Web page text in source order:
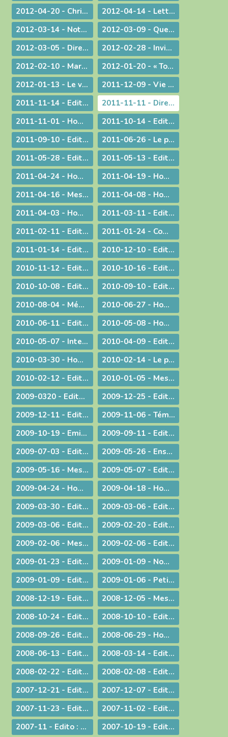
2012-04-20 - Christ est ressuscité !
2012-04-14 - Lettre aux prêtres du diocèse
2012-03-14 - Note complémentaire à propos des élections
2012-03-09 - Quelle vision de l'homme ?
2012-03-05 - Directives diocésaines sur les intentions et offrandes de Messes
2012-02-28 - Invitation à la journée du sacerdoce et à la Messe Chrismale
2012-02-10 - Marcher pour la Vie
2012-01-20 - « Tous, nous serons transformés par la Victoire de notre Seigneur Jésus Christ. »
2012-01-13 - Le visage humain de Dieu
2011-12-09 - Vie privée ?
2011-11-14 - Edito : Mgr Bagnard revient sur le cinquantenaire de Vatican II
2011-11-11 - Dire et ne pas faire
2011-11-01 - Homélie pour la Toussaint
2011-10-14 - Edito : Vive la fa­mille !
2011-09-10 - Edito : Som­mes-nous prêts à assu­mer no­tre dif­fé­rence chré­tienne ?
2011-06-26 - Le prêtre et le mystère eucharistique
2011-05-28 - Edito : Que votre lumière brille aux yeux des hommes !
2011-05-13 - Edito : Mettre au monde des saints !
2011-04-24 - Homélie pour le Jour de Pâques
2011-04-19 - Homélie pour la Messe Chrismale
2011-04-16 - Message au sujet de l'Exposition "Je croix aux miracles" tenue en Avignon
2011-04-08 - Homélie : Itinéraire d'une rencontre avec Jésus
2011-04-03 - Homélie : Nous sommes tous des catéchumènes !
2011-03-11 - Edito : La vogue du prêt-à-porter
2011-02-11 - Edito : L'origine apostolique du célibat du prêtre
2011-01-24 - Communiqué aux chrétiens du diocèse
2011-01-14 - Edito : Une nouvelle année
2010-12-10 - Edito : Quel chemin pour l'humanité ?
2010-11-12 - Edito : Les saints n'ont pas disparu !
2010-10-16 - Edito : Le Synode pour le Moyen-Orient devrait tous nous faire réfléchir...
2010-10-08 - Edito : CARITAS IN VERITATE
2010-09-10 - Edito : Au rendez-vous des urgences, la mission est la première invitée
2010-08-04 - Méditation aux vêpres à Ars
2010-06-27 - Homélie pour les ordinations
2010-06-11 - Edito : S.D.F. pour une quin­zaine !
2010-05-08 - Homélie : Journée provinciale pour les vocations
2010-05-07 - Interview : La communion entre Eglises - Retour d'Irlande
2010-04-09 - Edito : "Attirons-le dans un piège"
2010-03-30 - Homélie pour la Messe chrismale
2010-02-14 - Le prêtre, guetteur de Dieu
2010-02-12 - Edito : La vérité de l'histoire
2010-01-05 - Message : Du nouveau dans la communication du diocèse de Belley-Ars !
2009-0320 - Edito : Quel avenir pour la paternité ?
2009-12-25 - Edito : Que de­vons-nous faire ?
2009-12-11 - Edito : Identité nationale
2009-11-06 - Témoignage : Demain, la vie de nos communautés chrétiennes
2009-10-19 - Emission : A propos du travail le dimanche
2009-09-11 - Edito : Une année pastorale qui ne ressemble à aucune autre !
2009-07-03 - Edito : Une toile de fond peu commune... pour une fin d'année ordinaire !
2009-05-26 - Enseignement : Journée du Presbyterium
2009-05-16 - Message : Evangélisation et année sacerdotale
2009-05-07 - Edito : Faut-il encore garder un peu de religion ?
2009-04-24 - Homélie pour la messe chrismale
2009-04-18 - Homélie : A Dieu !
2009-03-30 - ­Edito : Le choc de la dif­fé­rence
2009-03-06 - Edito : L'impact universel de nos responsabilités individuelles
2009-03-06 - Edito : Donner
2009-02-20 - Edito : Le droit de vivre !
2009-02-06 - Message aux diocésains à propos de la levée des excommunications des quatre évêques de la Fraternité Saint Pie X
2009-02-06 - Edito : Un nouveau pas sur la route de l'évangélisation
2009-01-23 - Edito : Une prière sans parole
2009-01-09 - Nomination : le P. S. Bataille, futur Supérieur du Séminaire Français de Rome
2009-01-09 - Edito : Sur les traces de saint Paul : le Forum de l'évangélisation
2009-01-06 - Petit guide de lecture de l'encylique « L'ÉGLISE VIT DE L'EUCHARISTIE »
2008-12-19 - Edito : Noël ou l'humilité de Dieu
2008-12-05 - Message pour le Jubilé du Saint Curé d'Ars
2008-10-24 - Edito : Rendez à César... rendez à Dieu...
2008-10-10 - Edito : La Parole de Dieu et la marche du monde
2008-09-26 - Edito : L'Eglise en France, une nouvelle fois visitée
2008-06-29 - Homélie pour les ordinations
2008-06-13 - Edito : Dialogue interreligieux : Le sens de la liberté religieuse
2008-03-14 - Edito : Là où se trouve Dieu... là se trouve l'avenir
2008-02-22 - Edito : Le regard de la foi
2008-02-08 - Edito : Quelle unité ?
2007-12-21 - Edito : Noël : Souffler sur les braises de l'espérance !
2007-12-07 - Edito : Anne-Lorraine - Sa résistance lui a coûté la vie !
2007-11-23 - Edito : La remise des Actes : une démarche liturgique
2007-11-02 - Edito : La remise d'un livre : une démarche diocésaine
2007-11 - Edito : A propos du Téléthon 2007
2007-10-19 - Edito : Discerner